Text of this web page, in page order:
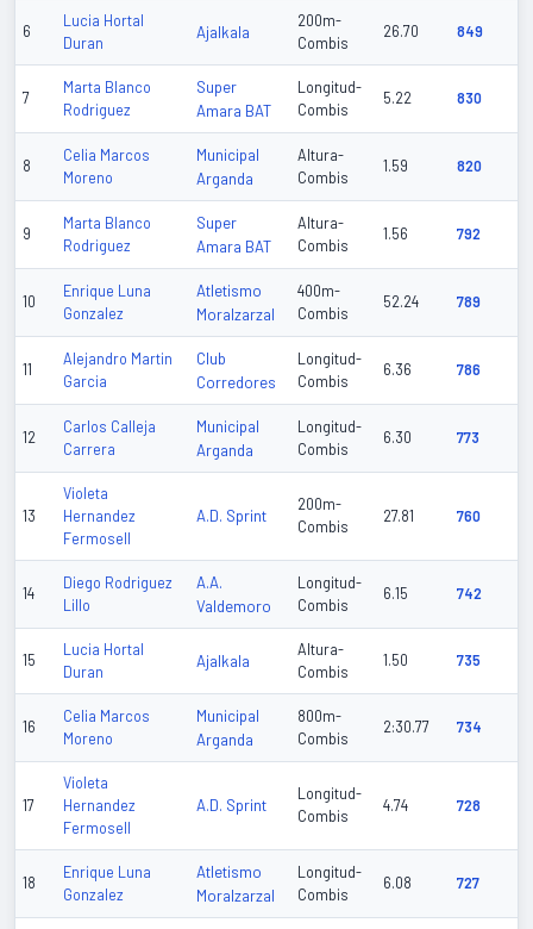
6
Lucia Hortal
Duran
Ajalkala
200m-
Combis
26.70 849
7
Marta Blanco
Rodriguez
Super
Amara BAT
Longitud-
Combis
5.22 830
8
Celia Marcos
Moreno
Municipal
Arganda
Altura-
Combis
1.59 820
9
Marta Blanco
Rodriguez
Super
Amara BAT
Altura-
Combis
1.56 792
10
Enrique Luna
Gonzalez
Atletismo
Moralzarzal
400m-
Combis
52.24 789
11
Alejandro Martin
Garcia
Club
Corredores
Longitud-
Combis
6.36 786
12
Carlos Calleja
Carrera
Municipal
Arganda
Longitud-
Combis
6.30 773
13
Violeta
Hernandez
Fermosell
A.D. Sprint
200m-
Combis
27.81 760
14
Diego Rodriguez
Lillo
A.A.
Valdemoro
Longitud-
Combis
6.15 742
15
Lucia Hortal
Duran
Ajalkala
Altura-
Combis
1.50 735
16
Celia Marcos
Moreno
Municipal
Arganda
800m-
Combis
2:30.77 734
17
Violeta
Hernandez
Fermosell
A.D. Sprint
Longitud-
Combis
4.74 728
18
Enrique Luna
Gonzalez
Atletismo
Moralzarzal
Longitud-
Combis
6.08 727